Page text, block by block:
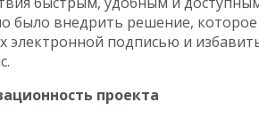
было внедрить решение,
электронной подписью и
проекта